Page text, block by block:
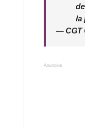
la
— CGT
Anuncios.